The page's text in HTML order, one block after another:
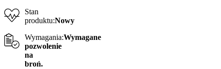
Stan
produktu:Nowy
Wymagania:Wymagane
pozwolenie
na
broń.